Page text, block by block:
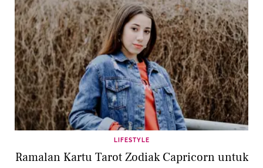
LIFESTYLE
Ramalan Kartu Tarot Zodiak Capricorn untuk